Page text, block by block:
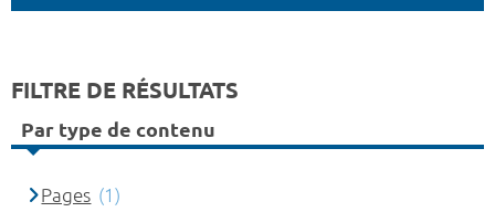
FILTRE DE RÉSULTATS
Par type de contenu
Pages (1)